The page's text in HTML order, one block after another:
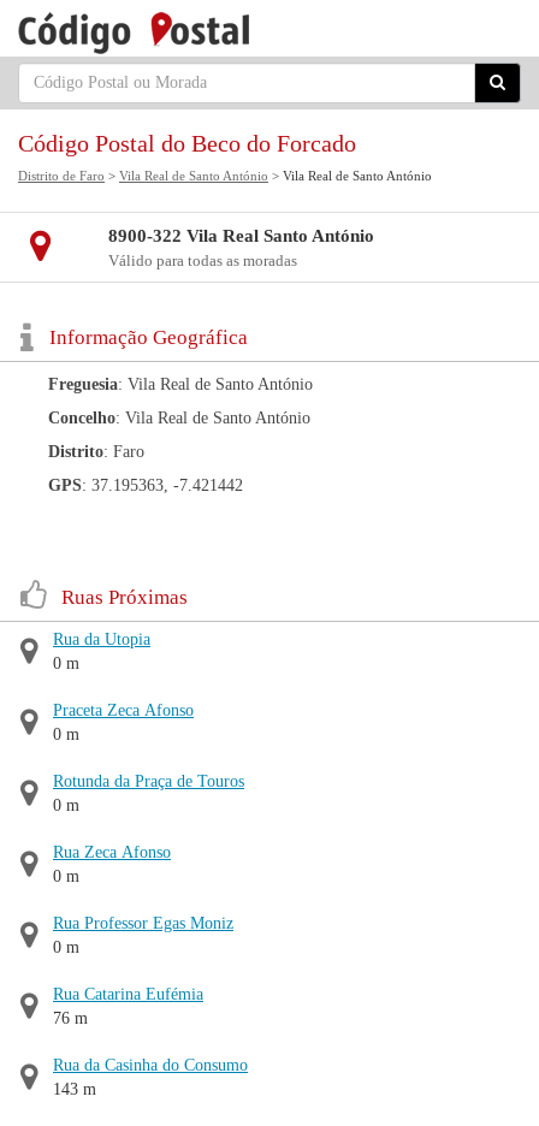
Código Postal do Beco do Forcado
Distrito de Faro > Vila Real de Santo António > Vila Real de Santo António
8900-322 Vila Real Santo António
Válido para todas as moradas
Informação Geográfica
Freguesia: Vila Real de Santo António
Concelho: Vila Real de Santo António
Distrito: Faro
GPS: 37.195363, -7.421442
Ruas Próximas
Rua da Utopia
0 m
Praceta Zeca Afonso
0 m
Rotunda da Praça de Touros
0 m
Rua Zeca Afonso
0 m
Rua Professor Egas Moniz
0 m
Rua Catarina Eufémia
76 m
Rua da Casinha do Consumo
143 m